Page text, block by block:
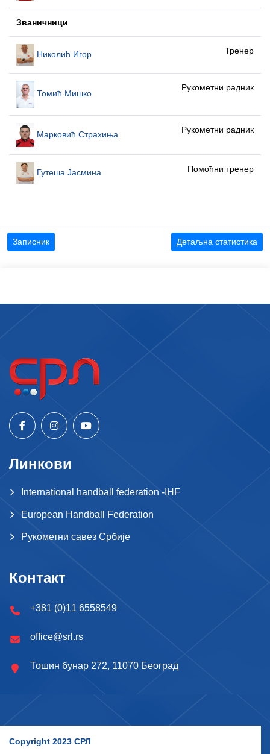
Званичници
Николић Игор Тренер
Томић Мишко
Рукометни радник
Марковић Страхиња Рукометни радник
Гутеша Јасмина Помоћни тренер
Записник Детаљна статистика
Линкови
International handball federation -IHF
European Handball Federation
Рукометни савез Србије
Контакт
+381 (0)11 6558549
office@srl.rs
Тошин бунар 272, 11070 Београд
Copyright 2023 СРЛ